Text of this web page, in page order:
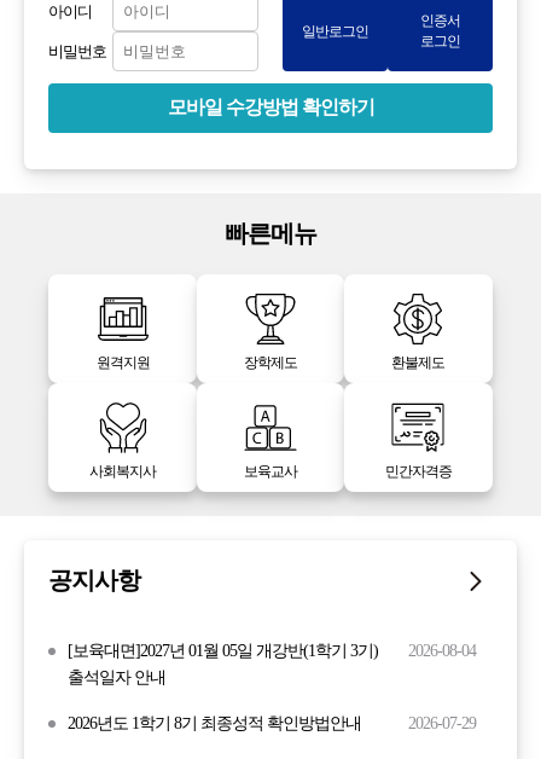
아이디
비밀번호
일반로그인
인증서
로그인
모바일 수강방법 확인하기
빠른메뉴
원격지원 장학제도 환불제도
사회복지사 보육교사 민간자격증
공지사항
[보육대면]2027년 01월 05일 개강반(1학기 3기)
출석일자 안내
2026-08-04
2026년도 1학기 8기 최종성적 확인방법안내 2026-07-29